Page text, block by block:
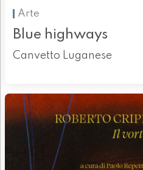
Arte
Blue highways
Canvetto Luganese